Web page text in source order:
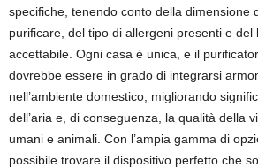
specifiche, tenendo conto della dimensione
purificare, del tipo di allergeni presenti e del
accettabile. Ogni casa è unica, e il
dovrebbe essere in grado di integrarsi
nell’ambiente domestico, migliorando
dell’aria e, di conseguenza, la qualità della
umani e animali. Con l’ampia gamma di
possibile trovare il dispositivo perfetto che